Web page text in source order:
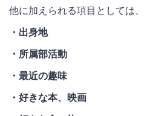
他に加えられる項目としては、
・出身地
・所属部活動
・最近の趣味
・好きな本、映画